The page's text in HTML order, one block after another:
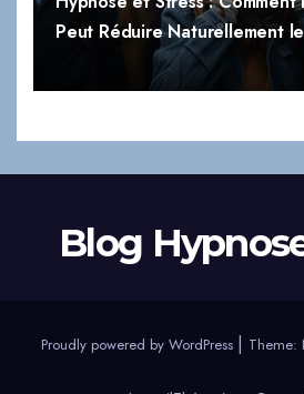
Peut Réduire Naturellement
Blog
Proudly powered by WordPress | Theme: